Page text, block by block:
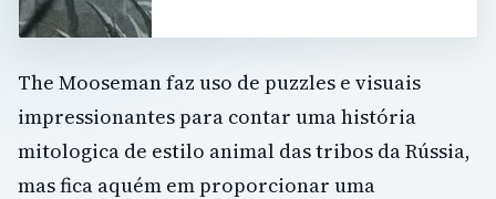
The Mooseman faz uso de puzzles e visuais
impressionantes para contar uma história
mitologica de estilo animal das tribos da Rússia,
mas fica aquém em proporcionar uma